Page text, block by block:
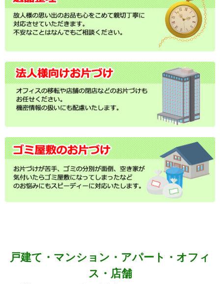
戸建て・マンション・アパート・オフィ
ス・店舗